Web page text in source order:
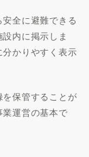
全に避難できる
内に掲示しま
かりやすく表示
保管することが
運営の基本で